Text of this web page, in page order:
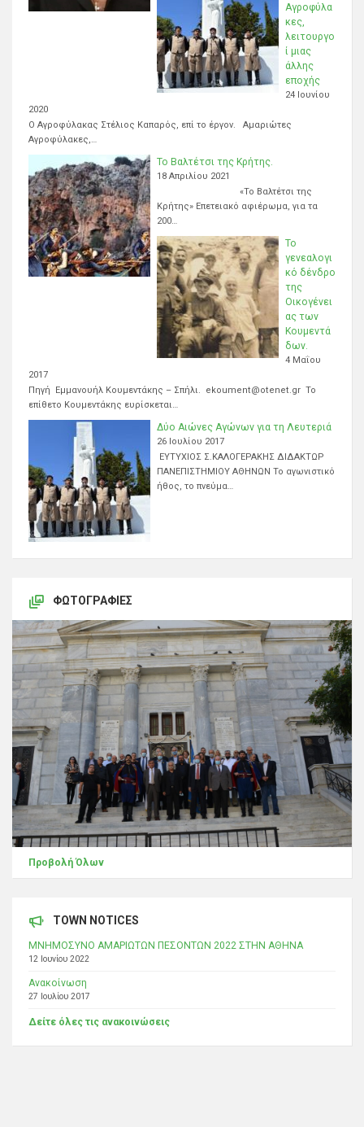
Αγροφύλα
κες,
λειτουργο
ί μιας
άλλης
εποχής
24 Ιουνίου
2020
Ο Αγροφύλακας Στέλιος Καπαρός, επί το έργον. Αμαριώτες
Αγροφύλακες,…
Το Βαλτέτσι της Κρήτης.
18 Απριλίου 2021
«Το Βαλτέτσι της
Κρήτης» Επετειακό αφιέρωμα, για τα
200…
Το
γενεαλογι
κό δένδρο
της
Οικογένει
ας των
Κουμεντά
δων.
4 Μαΐου
2017
Πηγή Εμμανουήλ Κουμεντάκης – Σπήλι. ekoument@otenet.gr Το
επίθετο Κουμεντάκης ευρίσκεται…
Δύο Αιώνες Αγώνων για τη Λευτεριά
26 Ιουλίου 2017
ΕΥΤΥΧΙΟΣ Σ.ΚΑΛΟΓΕΡΑΚΗΣ ΔΙΔΑΚΤΩΡ
ΠΑΝΕΠΙΣΤΗΜΙΟΥ ΑΘΗΝΩΝ Το αγωνιστικό
ήθος, το πνεύμα…
ΦΩΤΟΓΡΑΦΊΕΣ
Προβολή Όλων
TOWN NOTICES
ΜΝΗΜΟΣΥΝΟ ΑΜΑΡΙΩΤΩΝ ΠΕΣΟΝΤΩΝ 2022 ΣΤΗΝ ΑΘΗΝΑ
12 Ιουνίου 2022
Ανακοίνωση
27 Ιουλίου 2017
Δείτε όλες τις ανακοινώσεις